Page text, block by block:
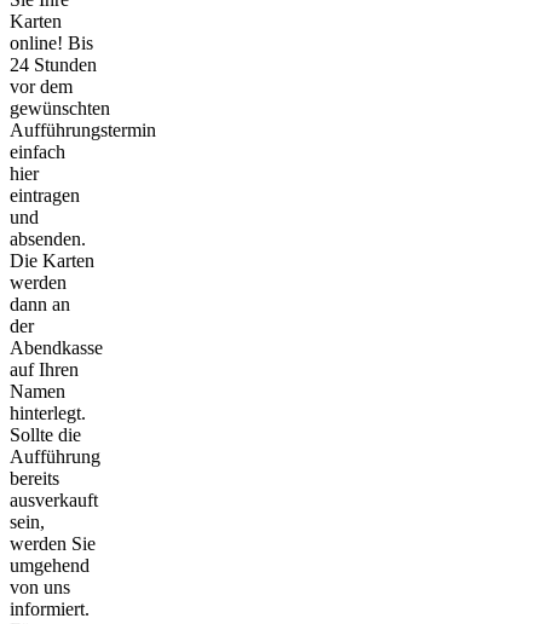
Karten
online! Bis
24 Stunden
vor dem
gewünschten
Aufführungstermin
einfach
hier
eintragen
und
absenden.
Die Karten
werden
dann an
der
Abendkasse
auf Ihren
Namen
hinterlegt.
Sollte die
Aufführung
bereits
ausverkauft
sein,
werden Sie
umgehend
von uns
informiert.